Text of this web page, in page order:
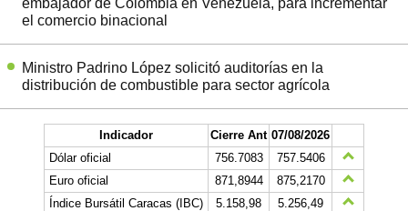
embajador de Colombia en Venezuela, para incrementar
el comercio binacional
Ministro Padrino López solicitó auditorías en la
distribución de combustible para sector agrícola
Indicador Cierre Ant 07/08/2026
Dólar oficial
756.7083
757.5406
Euro oficial
871,8944
875,2170
Índice Bursátil Caracas (IBC)
5.158,98
5.256,49